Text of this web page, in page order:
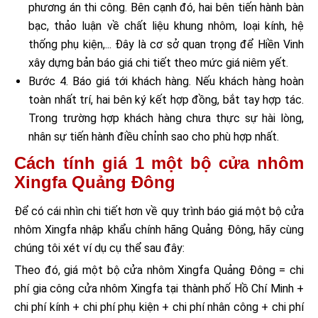
phương án thi công. Bên cạnh đó, hai bên tiến hành bàn
bạc, thảo luận về chất liệu khung nhôm, loại kính, hệ
thống phụ kiện,... Đây là cơ sở quan trọng để Hiền Vinh
xây dựng bản báo giá chi tiết theo mức giá niêm yết.
Bước 4. Báo giá tới khách hàng. Nếu khách hàng hoàn
toàn nhất trí, hai bên ký kết hợp đồng, bắt tay hợp tác.
Trong trường hợp khách hàng chưa thực sự hài lòng,
nhân sự tiến hành điều chỉnh sao cho phù hợp nhất.
Cách tính giá 1 một bộ cửa nhôm
Xingfa Quảng Đông
Để có cái nhìn chi tiết hơn về quy trình báo giá một bộ cửa
nhôm Xingfa nhập khẩu chính hãng Quảng Đông, hãy cùng
chúng tôi xét ví dụ cụ thể sau đây:
Theo đó, giá một bộ cửa nhôm Xingfa Quảng Đông = chi
phí gia công cửa nhôm Xingfa tại thành phố Hồ Chí Minh +
chi phí kính + chi phí phụ kiện + chi phí nhân công + chi phí